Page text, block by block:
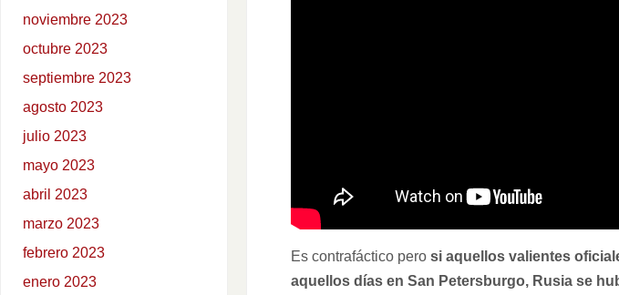
Es contrafáctico pero si aquellos valientes
aquellos días en San Petersburgo, Rusia se
noviembre 2023
octubre 2023
septiembre 2023
agosto 2023
julio 2023
mayo 2023
abril 2023
marzo 2023
febrero 2023
enero 2023